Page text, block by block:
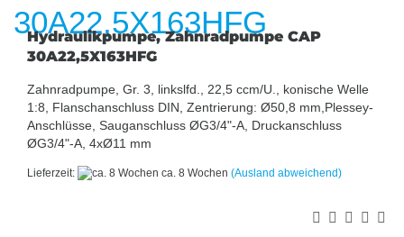
Hydraulikpumpe, Zahnradpumpe CAP
30A22,5X163HFG
Zahnradpumpe, Gr. 3, linkslfd., 22,5 ccm/U., konische Welle
1:8, Flanschanschluss DIN, Zentrierung: Ø50,8 mm,Plessey-
Anschlüsse, Sauganschluss ØG3/4"-A, Druckanschluss
ØG3/4"-A, 4xØ11 mm
Lieferzeit: ca. 8 Wochen (Ausland abweichend)